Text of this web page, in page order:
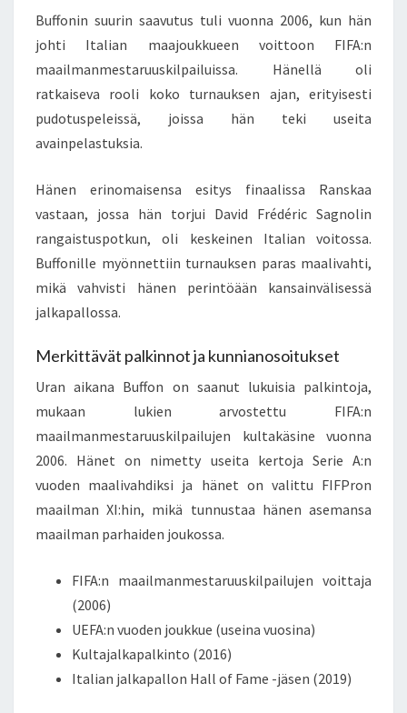
Buffonin suurin saavutus tuli vuonna 2006, kun hän
johti Italian maajoukkueen voittoon FIFA:n
maailmanmestaruuskilpailuissa. Hänellä oli
ratkaiseva rooli koko turnauksen ajan, erityisesti
pudotuspeleissä, joissa hän teki useita
avainpelastuksia.
Hänen erinomaisensa esitys finaalissa Ranskaa
vastaan, jossa hän torjui David Frédéric Sagnolin
rangaistuspotkun, oli keskeinen Italian voitossa.
Buffonille myönnettiin turnauksen paras maalivahti,
mikä vahvisti hänen perintöään kansainvälisessä
jalkapallossa.
Merkittävät palkinnot ja kunnianosoitukset
Uran aikana Buffon on saanut lukuisia palkintoja,
mukaan lukien arvostettu FIFA:n
maailmanmestaruuskilpailujen kultakäsine vuonna
2006. Hänet on nimetty useita kertoja Serie A:n
vuoden maalivahdiksi ja hänet on valittu FIFPron
maailman XI:hin, mikä tunnustaa hänen asemansa
maailman parhaiden joukossa.
FIFA:n maailmanmestaruuskilpailujen voittaja
(2006)
UEFA:n vuoden joukkue (useina vuosina)
Kultajalkapalkinto (2016)
Italian jalkapallon Hall of Fame -jäsen (2019)